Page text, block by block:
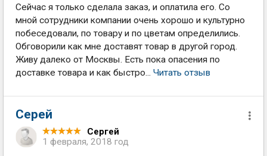
Сейчас я только сделала заказ, и оплатила его. Со
мной сотрудники компании очень хорошо и культурно
побеседовали, по товару и по цветам определились.
Обговорили как мне доставят товар в другой город.
Живу далеко от Москвы. Есть пока опасения по
доставке товара и как быстро... Читать отзыв
Серей
Сергей
1 февраля, 2018 год